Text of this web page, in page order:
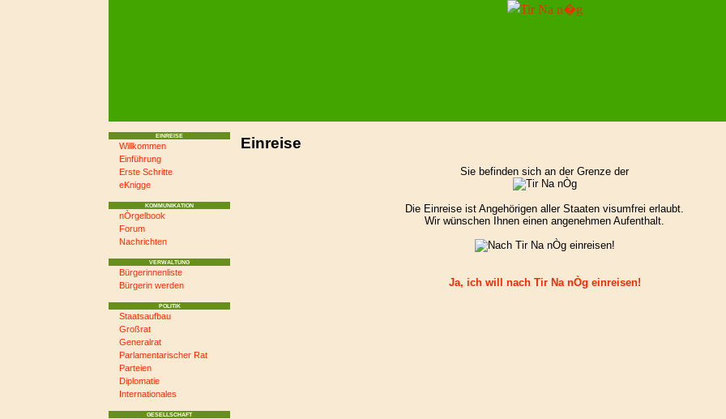
EINREISE
Willkommen
Einführung
Erste Schritte
eKnigge
KOMMUNIKATION
nÒrgelbook
Forum
Nachrichten
VERWALTUNG
Bürgerinnenliste
Bürgerin werden
POLITIK
Staatsaufbau
Großrat
Generalrat
Parlamentarischer Rat
Parteien
Diplomatie
Internationales
GESELLSCHAFT
Einreise
Sie befinden sich an der Grenze der
Die Einreise ist Angehörigen aller Staaten visumfrei erlaubt.
Wir wünschen Ihnen einen angenehmen Aufenthalt.
Ja, ich will nach Tir Na nÒg einreisen!